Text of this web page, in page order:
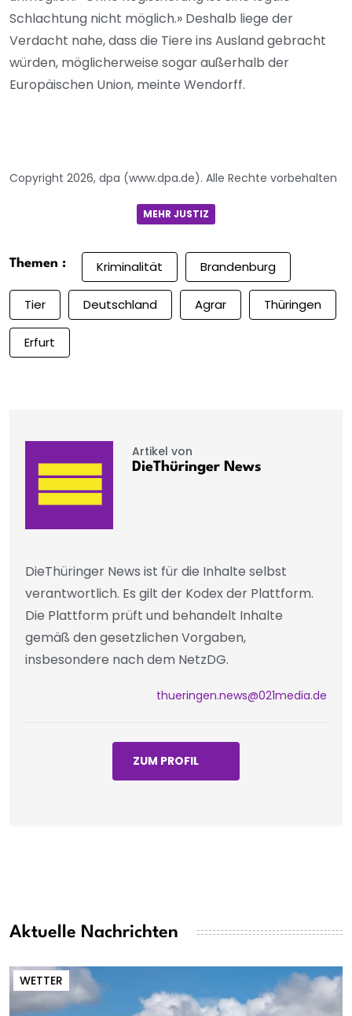
Schlachtung nicht möglich.» Deshalb liege der
Verdacht nahe, dass die Tiere ins Ausland gebracht
würden, möglicherweise sogar außerhalb der
Europäischen Union, meinte Wendorff.
Copyright 2026, dpa (www.dpa.de). Alle Rechte vorbehalten
MEHR JUSTIZ
Themen : Kriminalität Brandenburg
Tier Deutschland Agrar Thüringen
Erfurt
Artikel von
DieThüringer News
DieThüringer News ist für die Inhalte selbst
verantwortlich. Es gilt der Kodex der Plattform.
Die Plattform prüft und behandelt Inhalte
gemäß den gesetzlichen Vorgaben,
insbesondere nach dem NetzDG.
thueringen.news@021media.de
ZUM PROFIL
Aktuelle Nachrichten
WETTER